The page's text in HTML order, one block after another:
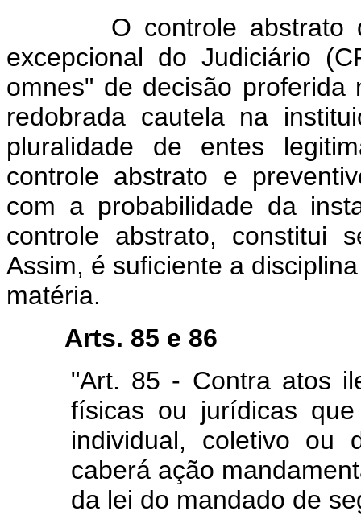
O controle abstrato de
excepcional do Judiciário
omnes" de decisão proferida
redobrada cautela na
pluralidade de entes
controle abstrato e
com a probabilidade da
controle abstrato, constitui
Assim, é suficiente a
matéria.
Arts. 85 e 86
"Art. 85 - Contra atos
físicas ou jurídicas
individual, coletivo ou
caberá ação
da lei do mandado de